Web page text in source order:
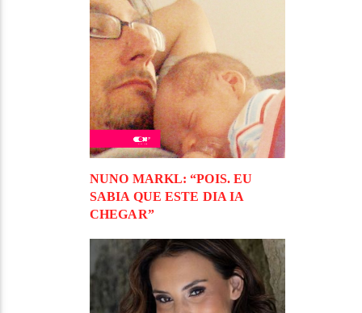
NUNO MARKL: “POIS. EU
SABIA QUE ESTE DIA IA
CHEGAR”